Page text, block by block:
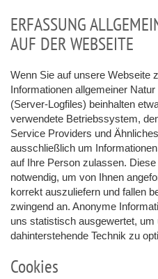
ERFASSUNG
AUF DER WEBSEITE
Wenn Sie auf unsere Webseite
Informationen allgemeiner
(Server-Logfiles) beinhalten
verwendete Betriebssystem,
Service Providers und
ausschließlich um
auf Ihre Person zulassen.
notwendig, um von Ihnen
korrekt auszuliefern und fallen
zwingend an. Anonyme
uns statistisch ausgewertet,
dahinterstehende Technik zu
Cookies